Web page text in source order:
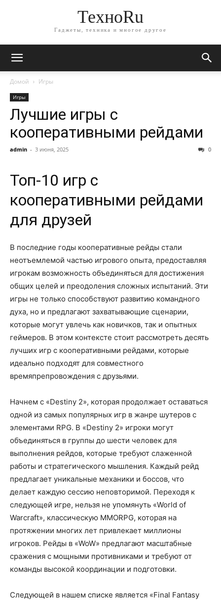
ТехноRu
Гаджеты, техника и многое другое
Домой Игры
Игры
Лучшие игры с
кооперативными рейдами
admin - 3 июня, 2025 0
Топ-10 игр с
кооперативными рейдами
для друзей
В последние годы кооперативные рейды стали
неотъемлемой частью игрового опыта, предоставляя
игрокам возможность объединяться для достижения
общих целей и преодоления сложных испытаний. Эти
игры не только способствуют развитию командного
духа, но и предлагают захватывающие сценарии,
которые могут увлечь как новичков, так и опытных
геймеров. В этом контексте стоит рассмотреть десять
лучших игр с кооперативными рейдами, которые
идеально подходят для совместного
времяпрепровождения с друзьями.
Начнем с «Destiny 2», которая продолжает оставаться
одной из самых популярных игр в жанре шутеров с
элементами RPG. В «Destiny 2» игроки могут
объединяться в группы до шести человек для
выполнения рейдов, которые требуют слаженной
работы и стратегического мышления. Каждый рейд
предлагает уникальные механики и боссов, что
делает каждую сессию неповторимой. Переходя к
следующей игре, нельзя не упомянуть «World of
Warcraft», классическую MMORPG, которая на
протяжении многих лет привлекает миллионы
игроков. Рейды в «WoW» предлагают масштабные
сражения с мощными противниками и требуют от
команды высокой координации и подготовки.
Следующей в нашем списке является «Final Fantasy